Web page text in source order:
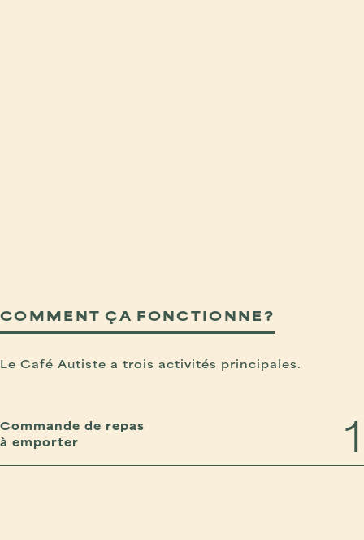
COMMENT ÇA FONCTIONNE?
Le Café Autiste a trois activités principales.
Commande de repas
à emporter
1